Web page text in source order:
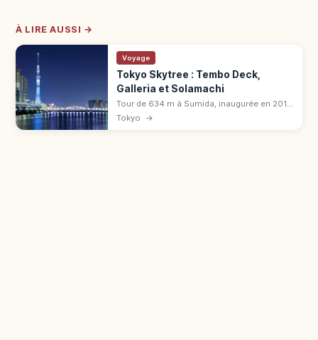
À LIRE AUSSI →
Voyage
Tokyo Skytree : Tembo Deck,
Galleria et Solamachi
Tour de 634 m à Sumida, inaugurée en 2012.
Tembo Deck à 350 m, Galleria à 450 m,
Sorakara Point à 451,2 m. Centre Solamachi
Tokyo →